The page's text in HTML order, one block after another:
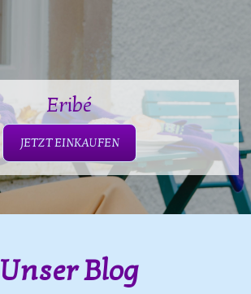
Eribé
JETZT EINKAUFEN
Unser Blog